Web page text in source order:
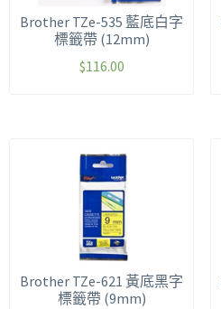
Brother TZe-535 藍底白字
標籤帶 (12mm)
$116.00
Brother TZe-621 黃底黑字
標籤帶 (9mm)